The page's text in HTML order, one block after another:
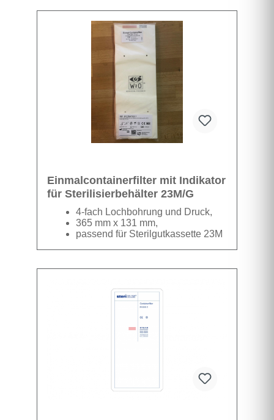
Einmalcontainerfilter mit Indikator
für Sterilisierbehälter 23M/G
4-fach Lochbohrung und Druck,
365 mm x 131 mm,
passend für Sterilgutkassette 23M
1 Karton beinhaltet 5